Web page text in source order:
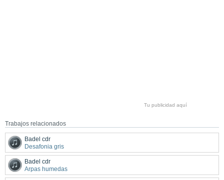
Tu publicidad aquí
Trabajos relacionados
Badel cdr
Desafonia gris
Badel cdr
Arpas humedas